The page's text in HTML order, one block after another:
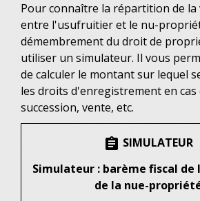
Pour connaître la répartition de
entre l'usufruitier et le nu-
démembrement du droit de
utiliser un simulateur. Il vous
de calculer le montant sur lequel
les droits d'enregistrement en cas
succession, vente, etc.
assignment SIMULATEUR
Simulateur : barème fiscal
de la nue-